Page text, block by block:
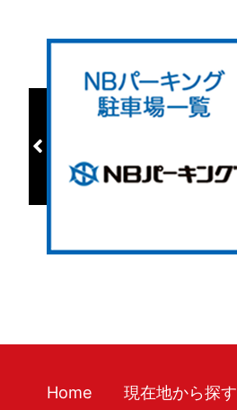
Home 現在地から探す